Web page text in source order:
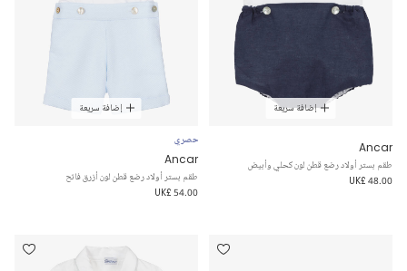
إضافة سريعة
Ancar
طقم بستر أولاد رضع قطن لون كحلي وأبيض
UK£ 48.00
إضافة سريعة
حصري
Ancar
طقم بستر أولاد رضع قطن لون أزرق فاتح
UK£ 54.00